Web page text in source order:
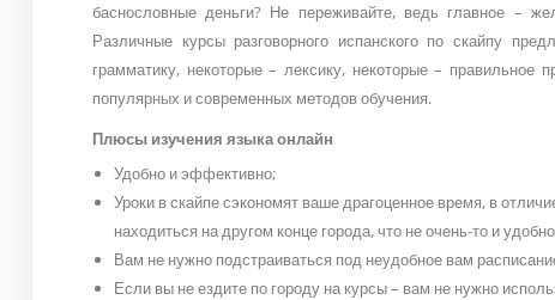
баснословные деньги? Не переживайте, ведь главное –
Различные курсы разговорного испанского по скайпу
грамматику, некоторые – лексику, некоторые – правильное
популярных и современных методов обучения.
Плюсы изучения языка онлайн
Удобно и эффективно;
Уроки в скайпе сэкономят ваше драгоценное время, в
находиться на другом конце города, что не очень-то и
Вам не нужно подстраиваться под неудобное вам
Если вы не ездите по городу на курсы – вам не нужно